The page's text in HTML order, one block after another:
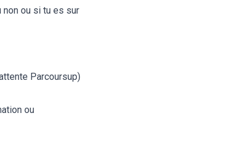
ou si tu es sur
Parcoursup)
ou